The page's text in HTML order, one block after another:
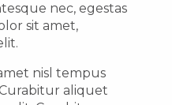
nec, egestas
sit amet,
nisl tempus
aliquet